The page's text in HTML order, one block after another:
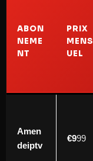
ABON
NEME
NT
PRIX
MENS
UEL
Amen
deiptv
€999